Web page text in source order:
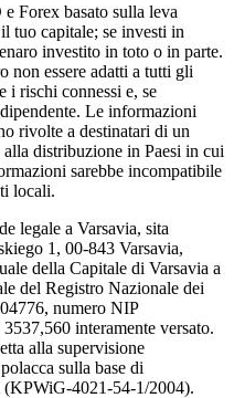
Forex basato sulla leva
tuo capitale; se investi in
investito in toto o in parte.
non essere adatti a tutti gli
i rischi connessi e, se
Le informazioni
rivolte a destinatari di un
alla distribuzione in Paesi in cui
sarebbe incompatibile
locali.
legale a Varsavia, sita
1, 00-843 Varsavia,
della Capitale di Varsavia a
del Registro Nazionale dei
numero NIP
interamente versato.
alla supervisione
sulla base di
(KPWiG-4021-54-1/2004).